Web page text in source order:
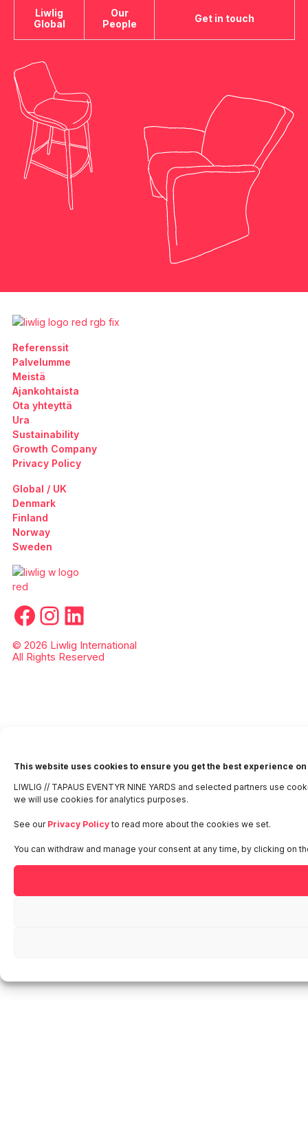
This website uses cookies to ensure you get the best experience
LIWLIG // TAPAUS EVENTYR NINE YARDS and selected partners use
we will use cookies for analytics purposes.
See our Privacy Policyto read more about the cookies we set.
You can withdraw and manage your consent at any time, by clicking on
Liwlig
Global
Our
People
Get in touch
Referenssit
Palvelumme
Meistä
Ajankohtaista
Ota yhteyttä
Ura
Sustainability
Growth Company
Privacy Policy
Global / UK
Denmark
Finland
Norway
Sweden
Facebook
Instagram
LinkedIn
© 2026 Liwlig International
All Rights Reserved